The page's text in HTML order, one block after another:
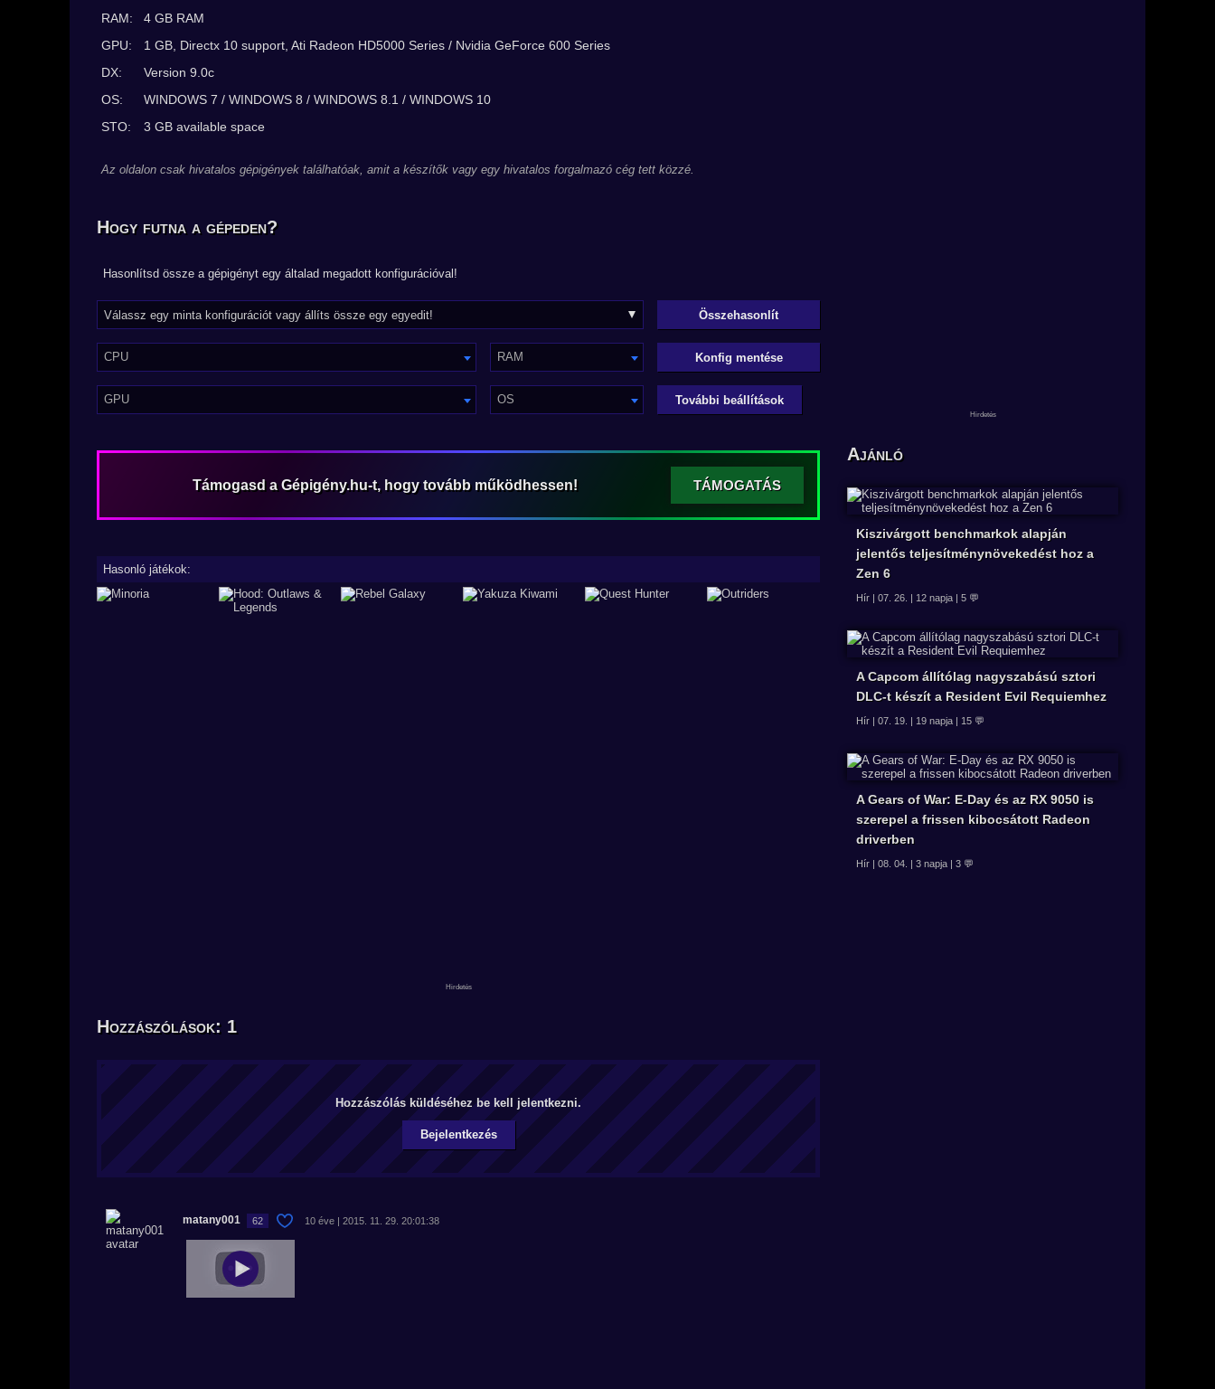
RAM:
4 GB RAM
GPU:
1 GB, Directx 10 support, Ati Radeon HD5000 Series / Nvidia GeForce 600 Series
DX:
Version 9.0c
OS:
WINDOWS 7 / WINDOWS 8 / WINDOWS 8.1 / WINDOWS 10
STO:
3 GB available space
Az oldalon csak hivatalos gépigények találhatóak, amit a készítők vagy egy hivatalos forgalmazó cég tett közzé.
Hogy futna a gépeden?
Hasonlítsd össze a gépigényt egy általad megadott konfigurációval!
CPU RAM
GPU OS
Konfig mentése
További beállítások
Támogasd a Gépigény.hu-t, hogy tovább működhessen! TÁMOGATÁS
Hasonló játékok:
Hozzászólások: 1
Hozzászólás küldéséhez be kell jelentkezni.
Bejelentkezés
matany001 62 10 éve | 2015. 11. 29. 20:01:38
Ajánló
Kiszivárgott benchmarkok alapján
jelentős teljesítménynövekedést hoz a
Zen 6
Hír | 07. 26. | 12 napja | 5 💬
A Capcom állítólag nagyszabású sztori
DLC-t készít a Resident Evil Requiemhez
Hír | 07. 19. | 19 napja | 15 💬
A Gears of War: E-Day és az RX 9050 is
szerepel a frissen kibocsátott Radeon
driverben
Hír | 08. 04. | 3 napja | 3 💬